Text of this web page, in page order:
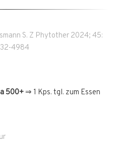
S. Z Phytother 2024; 45:
4984
500+⇒ 1 Kps. tgl. zum Essen